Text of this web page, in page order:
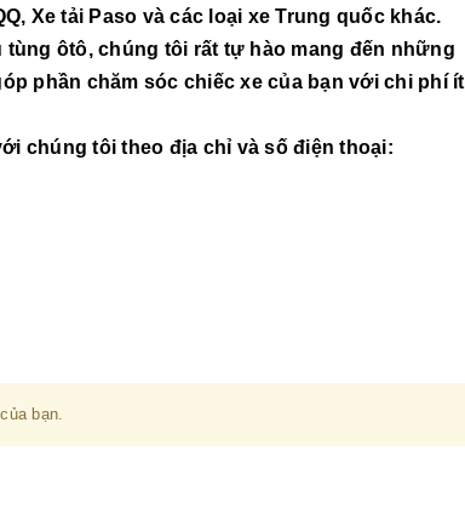
Xe tải Paso và các loại xe Trung quốc khác.
ôtô, chúng tôi rất tự hào mang đến những
phần chăm sóc chiếc xe của bạn với chi phí ít
chúng tôi theo địa chỉ và số điện thoại:
bạn.